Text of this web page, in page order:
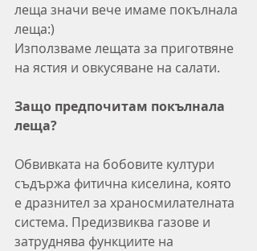
леща значи вече имаме покълнала
леща:)
Използваме лещата за приготвяне
на ястия и овкусяване на салати.
Защо предпочитам покълнала
леща?
Обвивката на бобовите култури
съдържа фитична киселина, която
е дразнител за храносмилателната
система. Предизвиква газове и
затруднява функциите на